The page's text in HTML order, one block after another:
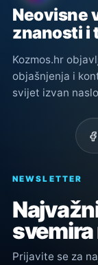
Neovisne
znanosti i
Kozmos.hr
objašnjenja i
svijet izvan
NEWSLETTER
svemira
Prijavite se za